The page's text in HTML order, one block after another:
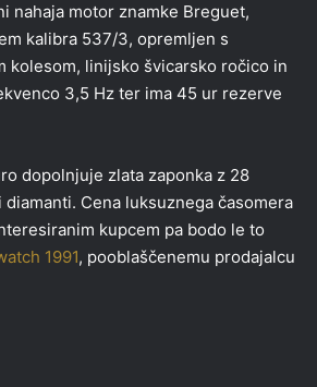
nahaja motor znamke Breguet,
kalibra 537/3, opremljen s
kolesom, linijsko švicarsko ročico in
3,5 Hz ter ima 45 ur rezerve
dopolnjuje zlata zaponka z 28
Cena luksuznega časomera
kupcem pa bodo le to
1991, pooblaščenemu prodajalcu